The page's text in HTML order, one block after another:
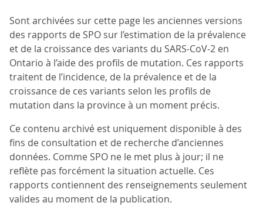
Sont archivées sur cette page les anciennes versions
des rapports de SPO sur l’estimation de la prévalence
et de la croissance des variants du SARS-CoV-2 en
Ontario à l’aide des profils de mutation. Ces rapports
traitent de l’incidence, de la prévalence et de la
croissance de ces variants selon les profils de
mutation dans la province à un moment précis.
Ce contenu archivé est uniquement disponible à des
fins de consultation et de recherche d’anciennes
données. Comme SPO ne le met plus à jour; il ne
reflète pas forcément la situation actuelle. Ces
rapports contiennent des renseignements seulement
valides au moment de la publication.